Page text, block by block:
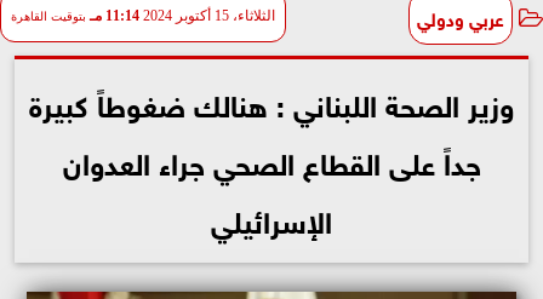
عربي ودولي الثلاثاء، 15 أكتوبر 2024 11:14 مـ بتوقيت القاهرة
وزير الصحة اللبناني : هنالك ضغوطاً كبيرة
جداً على القطاع الصحي جراء العدوان
الإسرائيلي